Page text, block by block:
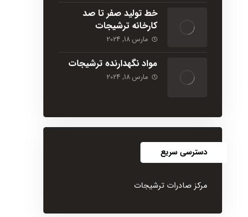
خط تولید صفر تا صد
کارخانه ترشیجات
مارس 18, 2024
مواد نگهدارنده ترشیجات
مارس 18, 2024
دسترسی سریع
مرکز صادرات ترشیجات